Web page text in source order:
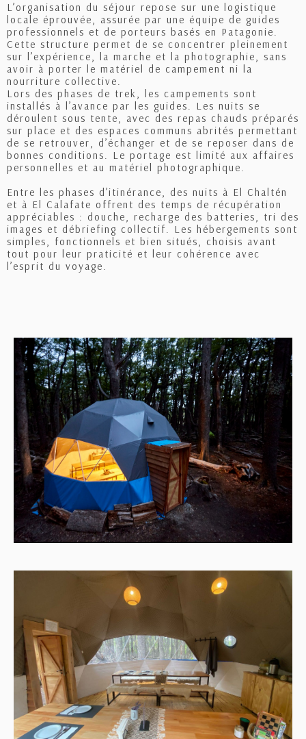
L’organisation du séjour repose sur une logistique
locale éprouvée, assurée par une équipe de guides
professionnels et de porteurs basés en Patagonie.
Cette structure permet de se concentrer pleinement
sur l’expérience, la marche et la photographie, sans
avoir à porter le matériel de campement ni la
nourriture collective.
Lors des phases de trek, les campements sont
installés à l’avance par les guides. Les nuits se
déroulent sous tente, avec des repas chauds préparés
sur place et des espaces communs abrités permettant
de se retrouver, d’échanger et de se reposer dans de
bonnes conditions. Le portage est limité aux affaires
personnelles et au matériel photographique.
Entre les phases d’itinérance, des nuits à El Chaltén
et à El Calafate offrent des temps de récupération
appréciables : douche, recharge des batteries, tri des
images et débriefing collectif. Les hébergements sont
simples, fonctionnels et bien situés, choisis avant
tout pour leur praticité et leur cohérence avec
l’esprit du voyage.